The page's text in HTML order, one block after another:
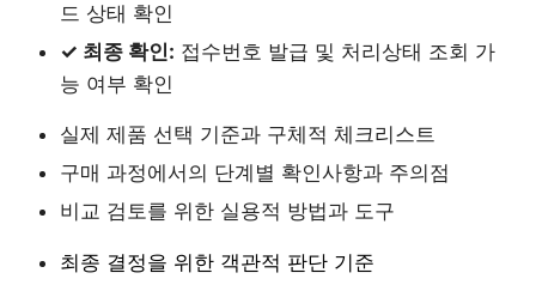
드 상태 확인
✓ 최종 확인: 접수번호 발급 및 처리상태 조회 가
능 여부 확인
실제 제품 선택 기준과 구체적 체크리스트
구매 과정에서의 단계별 확인사항과 주의점
비교 검토를 위한 실용적 방법과 도구
최종 결정을 위한 객관적 판단 기준